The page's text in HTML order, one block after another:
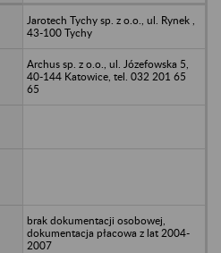
Jarotech Tychy sp. z o.o., ul. Rynek ,
43-100 Tychy
Archus sp. z o.o., ul. Józefowska 5,
40-144 Katowice, tel. 032 201 65
65
brak dokumentacji osobowej,
dokumentacja płacowa z lat 2004-
2007